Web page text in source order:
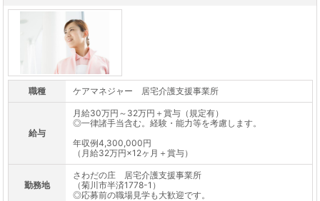
職種 ケアマネジャー 居宅介護支援事業所
給与
月給30万円～32万円＋賞与（規定有）
◎一律諸手当含む。経験・能力等を考慮します。
年収例4,300,000円
（月給32万円×12ヶ月＋賞与）
勤務地
さわだの庄 居宅介護支援事業所
（菊川市半済1778-1）
◎応募前の職場見学も大歓迎です。